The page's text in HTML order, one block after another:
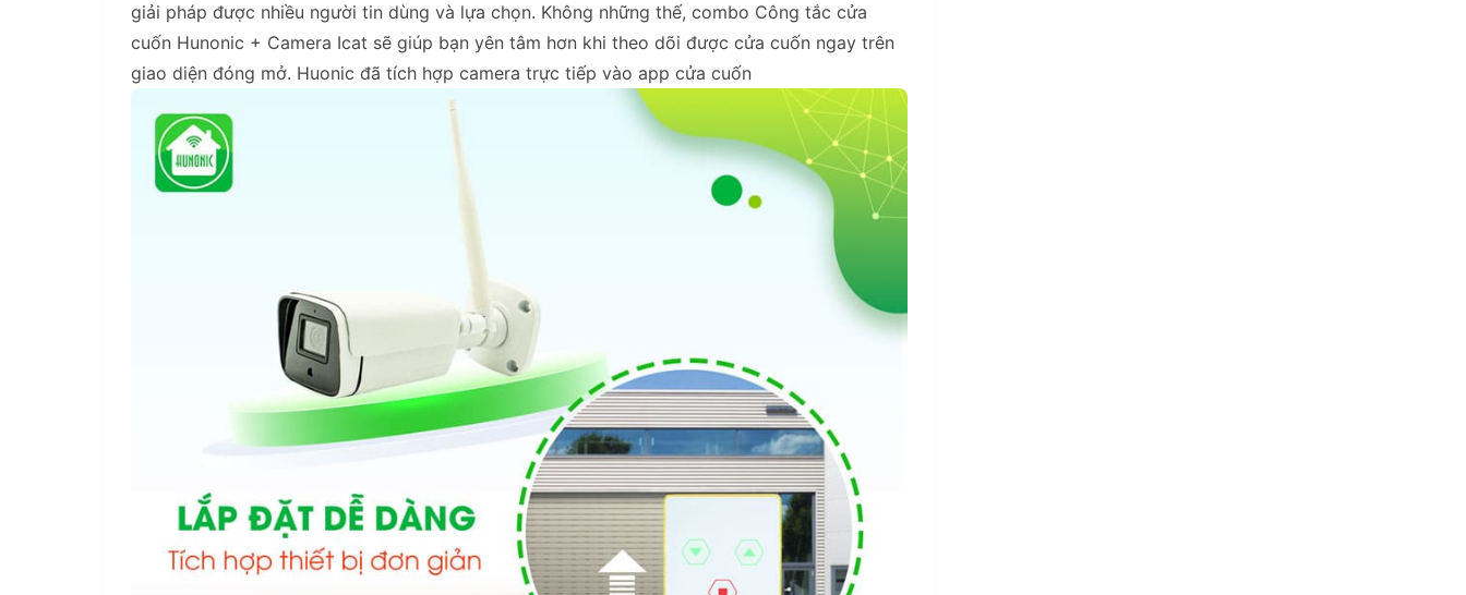
giải pháp được nhiều người tin dùng và lựa chọn. Không những thế, combo Công tắc cửa
cuốn Hunonic + Camera Icat sẽ giúp bạn yên tâm hơn khi theo dõi được cửa cuốn ngay trên
giao diện đóng mở. Huonic đã tích hợp camera trực tiếp vào app cửa cuốn